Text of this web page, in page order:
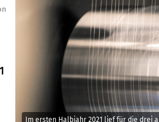
Im ersten Halbjahr 2021 lief für die drei